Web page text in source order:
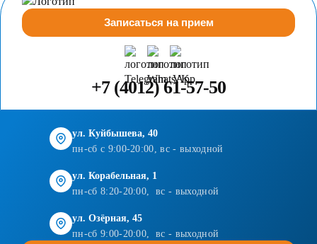
Записаться на прием
+7 (4012) 61-57-50
ул. Куйбышева, 40
пн-сб с 9:00-20:00, вс - выходной
ул. Корабельная, 1
пн-сб 8:20-20:00, вс - выходной
ул. Озёрная, 45
пн-сб 9:00-20:00, вс - выходной